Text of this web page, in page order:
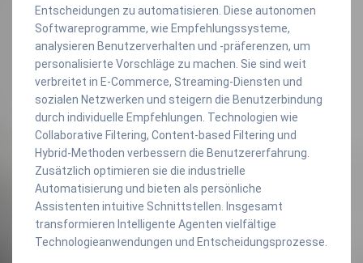
Entscheidungen zu automatisieren. Diese autonomen
Softwareprogramme, wie Empfehlungssysteme,
analysieren Benutzerverhalten und -präferenzen, um
personalisierte Vorschläge zu machen. Sie sind weit
verbreitet in E-Commerce, Streaming-Diensten und
sozialen Netzwerken und steigern die Benutzerbindung
durch individuelle Empfehlungen. Technologien wie
Collaborative Filtering, Content-based Filtering und
Hybrid-Methoden verbessern die Benutzererfahrung.
Zusätzlich optimieren sie die industrielle
Automatisierung und bieten als persönliche
Assistenten intuitive Schnittstellen. Insgesamt
transformieren Intelligente Agenten vielfältige
Technologieanwendungen und Entscheidungsprozesse.